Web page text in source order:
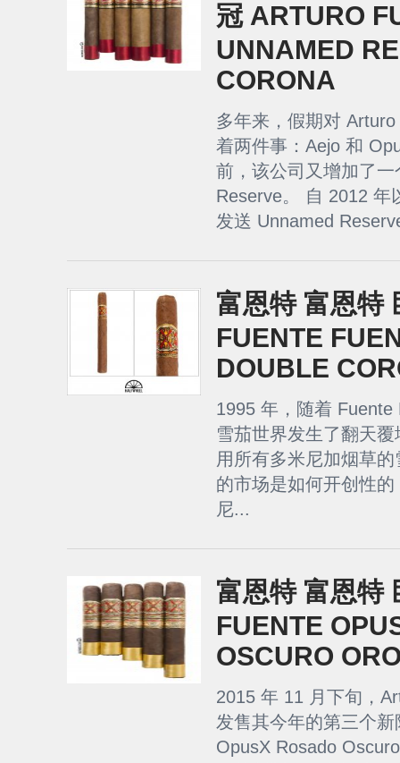
冠 ARTURO
UNNAMED
CORONA
多年来，假期对
着两件事：Aejo 和
前，该公司又增加了
Reserve。 自 2012 年
发送 Unnamed
富恩特 富恩特
FUENTE
DOUBLE
1995 年，随着
雪茄世界发生了翻天
用所有多米尼加烟草
的市场是如何开创性
尼...
富恩特 富恩特
FUENTE
OSCURO
2015 年 11 月下旬，
发售其今年的第三个
OpusX Rosado